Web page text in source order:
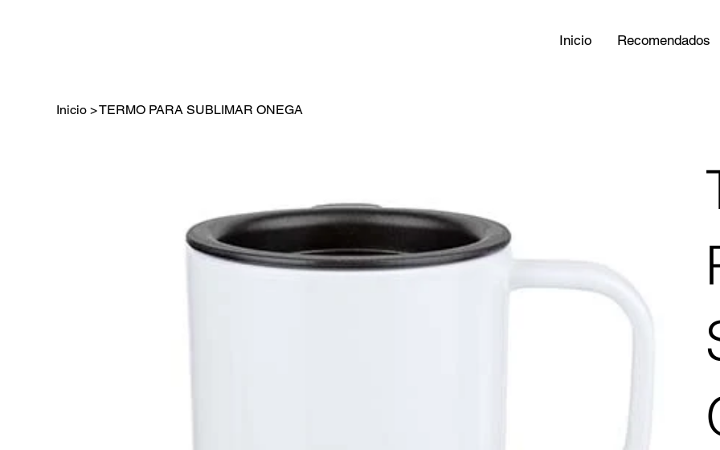
Inicio Recomendados
Inicio >TERMO PARA SUBLIMAR ONEGA